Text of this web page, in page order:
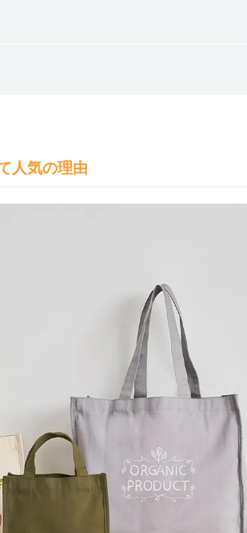
人気の理由